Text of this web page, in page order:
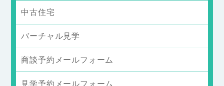
中古住宅
バーチャル見学
商談予約メールフォーム
見学予約メールフォーム